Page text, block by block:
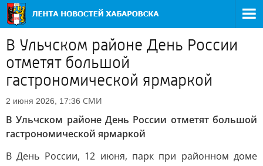
В Ульчском районе День России
отметят большой
гастрономической ярмаркой
2 июня 2026, 17:36 СМИ
В Ульчском районе День России отметят большой
гастрономической ярмаркой
В День России, 12 июня, парк при районном доме